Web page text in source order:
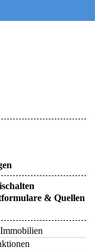
& Quellen
Immobilien